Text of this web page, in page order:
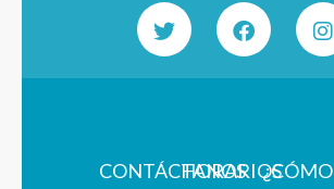
CONTÁCTANOS
HORARIOS¿CÓMO